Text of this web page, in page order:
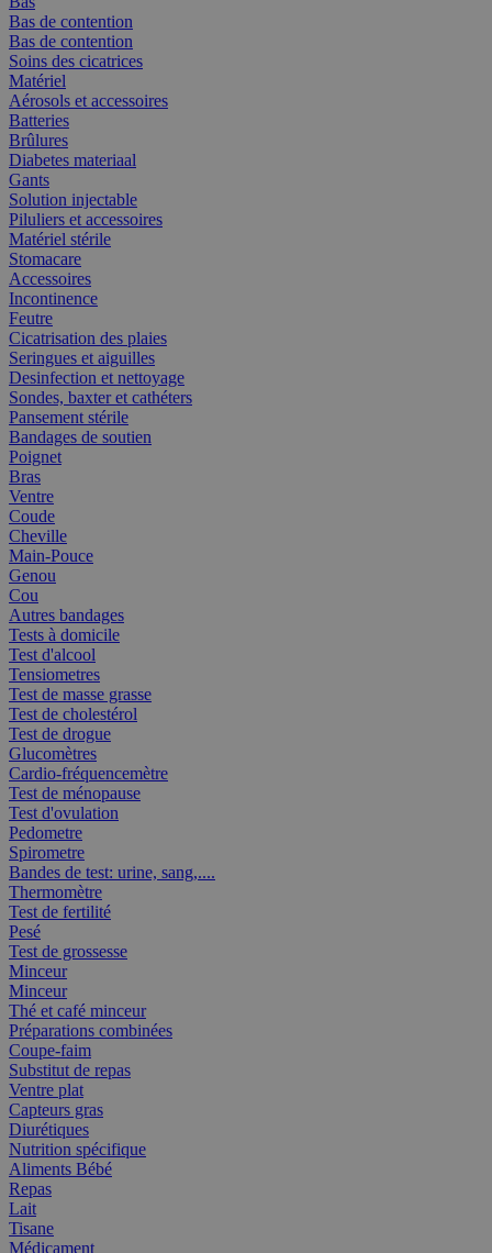
Bas de contention
Bas de contention
Soins des cicatrices
Matériel
Aérosols et accessoires
Batteries
Brûlures
Diabetes materiaal
Gants
Solution injectable
Piluliers et accessoires
Matériel stérile
Stomacare
Accessoires
Incontinence
Feutre
Cicatrisation des plaies
Seringues et aiguilles
Desinfection et nettoyage
Sondes, baxter et cathéters
Pansement stérile
Bandages de soutien
Poignet
Bras
Ventre
Coude
Cheville
Main-Pouce
Genou
Cou
Autres bandages
Tests à domicile
Test d'alcool
Tensiometres
Test de masse grasse
Test de cholestérol
Test de drogue
Glucomètres
Cardio-fréquencemètre
Test de ménopause
Test d'ovulation
Pedometre
Spirometre
Bandes de test: urine, sang,....
Thermomètre
Test de fertilité
Pesé
Test de grossesse
Minceur
Minceur
Thé et café minceur
Préparations combinées
Coupe-faim
Substitut de repas
Ventre plat
Capteurs gras
Diurétiques
Nutrition spécifique
Aliments Bébé
Repas
Lait
Tisane
Médicament